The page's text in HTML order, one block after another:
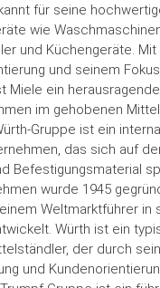
für seine
wie
und Küchengeräte.
und seinem
Miele ein
im gehobenen
Gruppe ist ein
das sich auf
Befestigungsmaterial
wurde 1945
Weltmarktführer in
Würth ist ein
der durch
und